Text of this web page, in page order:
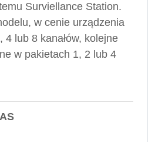
Surviellance Station.
w cenie urządzenia
4 lub 8 kanałów, kolejne
w pakietach 1, 2 lub 4